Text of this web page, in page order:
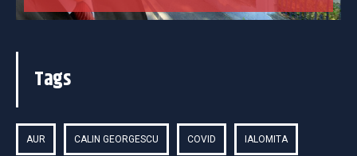
Tags
AUR CALIN GEORGESCU COVID IALOMITA